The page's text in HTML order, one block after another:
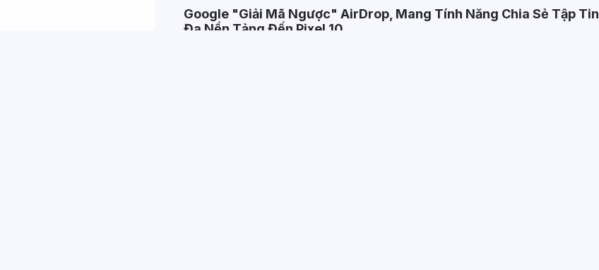
Google "Giải Mã Ngược" AirDrop, Mang Tính Năng Chia Sẻ Tập Tin
Đa Nền Tảng Đến Pixel 10